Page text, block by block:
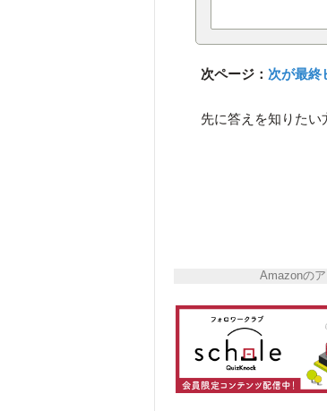
次ページ：次が最
先に答えを知りたい
Amazonの